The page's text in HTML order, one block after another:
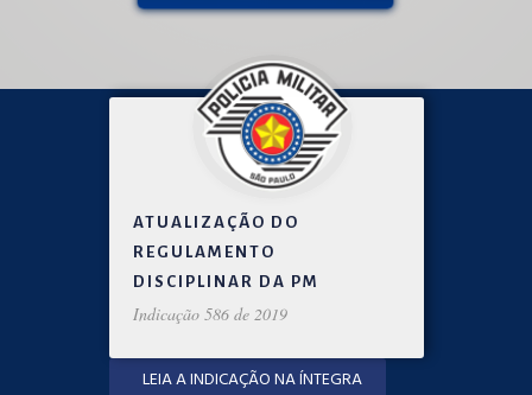
ATUALIZAÇÃO DO
REGULAMENTO
DISCIPLINAR DA PM
Indicação 586 de 2019
LEIA A INDICAÇÃO NA ÍNTEGRA